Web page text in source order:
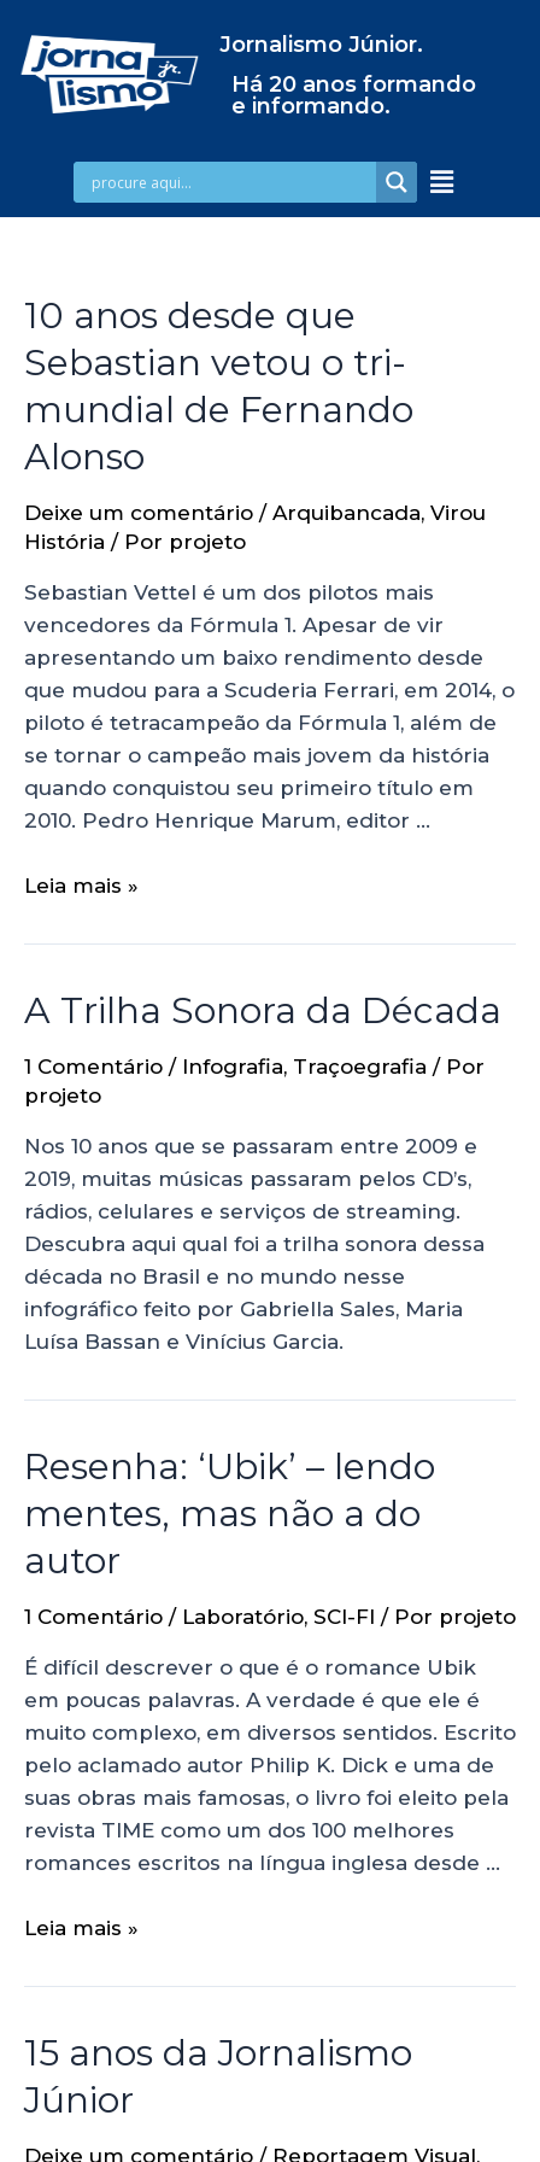
Jornalismo Júnior.
Há 20 anos formando
e informando.
10 anos desde que
Sebastian vetou o tri-
mundial de Fernando
Alonso
Deixe um comentário / Arquibancada, Virou
História / Por projeto
Sebastian Vettel é um dos pilotos mais
vencedores da Fórmula 1. Apesar de vir
apresentando um baixo rendimento desde
que mudou para a Scuderia Ferrari, em 2014, o
piloto é tetracampeão da Fórmula 1, além de
se tornar o campeão mais jovem da história
quando conquistou seu primeiro título em
2010. Pedro Henrique Marum, editor …
Leia mais »
A Trilha Sonora da Década
1 Comentário / Infografia, Traçoegrafia / Por
projeto
Nos 10 anos que se passaram entre 2009 e
2019, muitas músicas passaram pelos CD’s,
rádios, celulares e serviços de streaming.
Descubra aqui qual foi a trilha sonora dessa
década no Brasil e no mundo nesse
infográfico feito por Gabriella Sales, Maria
Luísa Bassan e Vinícius Garcia.
Resenha: ‘Ubik’ – lendo
mentes, mas não a do
autor
1 Comentário / Laboratório, SCI-FI / Por projeto
É difícil descrever o que é o romance Ubik
em poucas palavras. A verdade é que ele é
muito complexo, em diversos sentidos. Escrito
pelo aclamado autor Philip K. Dick e uma de
suas obras mais famosas, o livro foi eleito pela
revista TIME como um dos 100 melhores
romances escritos na língua inglesa desde …
Leia mais »
15 anos da Jornalismo
Júnior
Deixe um comentário / Reportagem Visual,